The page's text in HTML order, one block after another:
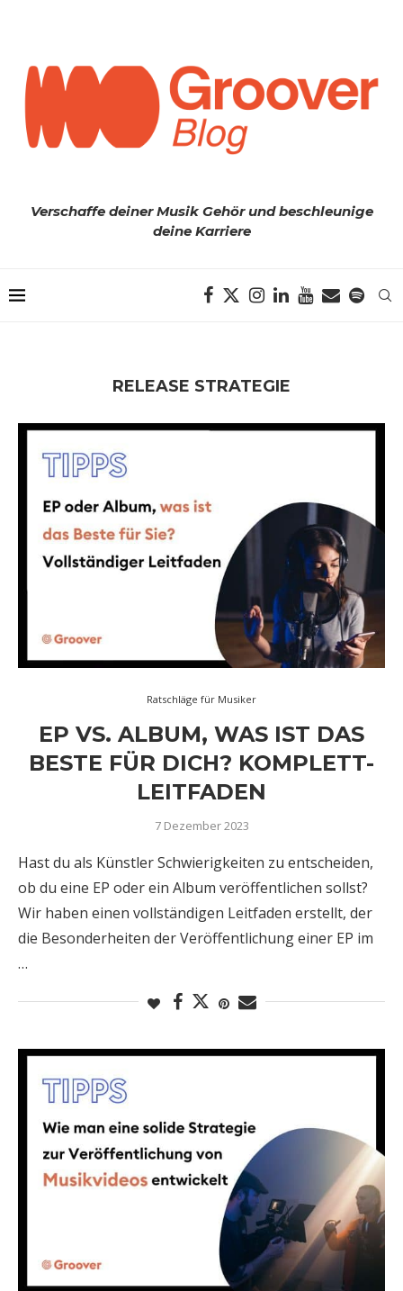
Verschaffe deiner Musik Gehör und beschleunige
deine Karriere
RELEASE STRATEGIE
Ratschläge für Musiker
EP VS. ALBUM, WAS IST DAS
BESTE FÜR DICH? KOMPLETT-
LEITFADEN
7 Dezember 2023
Hast du als Künstler Schwierigkeiten zu entscheiden,
ob du eine EP oder ein Album veröffentlichen sollst?
Wir haben einen vollständigen Leitfaden erstellt, der
die Besonderheiten der Veröffentlichung einer EP im
…